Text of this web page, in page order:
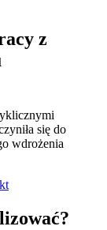
z
się do
wdrożenia